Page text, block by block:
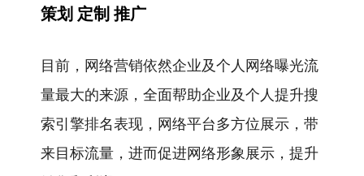
策划 定制 推广
目前，网络营销依然企业及个人网络曝光流
量最大的来源，全面帮助企业及个人提升搜
索引擎排名表现，网络平台多方位展示，带
来目标流量，进而促进网络形象展示，提升